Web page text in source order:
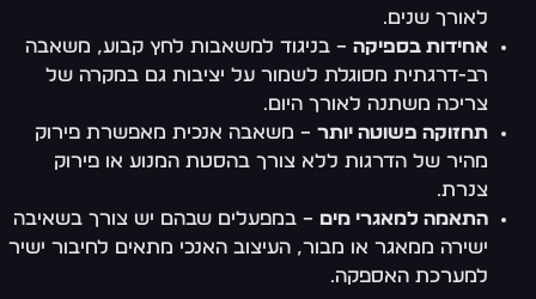
לאורך שנים.
אחידות בספיקה– בניגוד למשאבות לחץ קבוע, משאבה
רב-דרגתית מסוגלת לשמור על יציבות גם במקרה של
צריכה משתנה לאורך היום.
תחזוקה פשוטה יותר– משאבה אנכית מאפשרת פירוק
מהיר של הדרגות ללא צורך בהסטת המנוע או פירוק
צנרת.
התאמה למאגרי מים– במפעלים שבהם יש צורך בשאיבה
ישירה ממאגר או מבור, העיצוב האנכי מתאים לחיבור ישיר
למערכת האספקה.